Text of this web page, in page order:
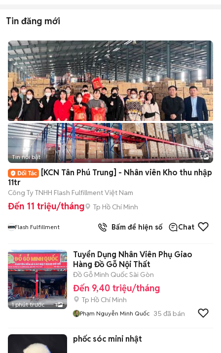
Tin đăng mới
Tin nổi bật 5
[KCN Tân Phú Trung] - Nhân viên Kho thu nhập
11tr
Công Ty TNHH Flash Fulfillment Việt Nam
Đến 11 triệu/tháng Tp Hồ Chí Minh
Flash Fulfillment Bấm để hiện số Chat
1 phút trước 1
Tuyển Dụng Nhân Viên Phụ Giao
Hàng Đồ Gỗ Nội Thất
Đồ Gỗ Minh Quốc Sài Gòn
Đến 9,40 triệu/tháng
Tp Hồ Chí Minh
Phạm Nguyễn Minh Quốc 35 đã bán
phốc sóc mini nhật